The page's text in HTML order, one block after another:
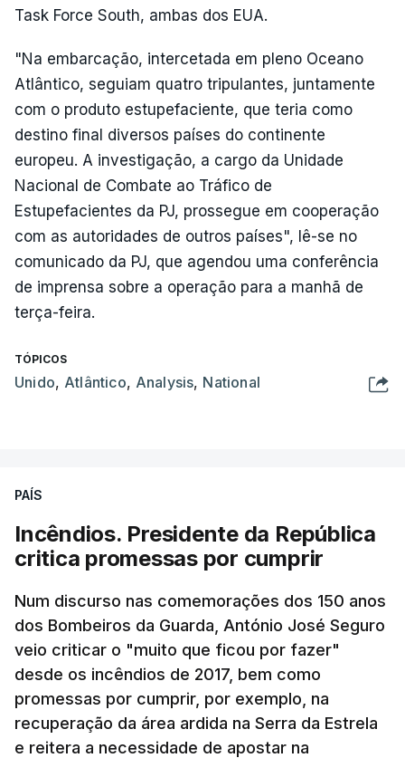
Task Force South, ambas dos EUA.
"Na embarcação, intercetada em pleno Oceano
Atlântico, seguiam quatro tripulantes, juntamente
com o produto estupefaciente, que teria como
destino final diversos países do continente
europeu. A investigação, a cargo da Unidade
Nacional de Combate ao Tráfico de
Estupefacientes da PJ, prossegue em cooperação
com as autoridades de outros países", lê-se no
comunicado da PJ, que agendou uma conferência
de imprensa sobre a operação para a manhã de
terça-feira.
TÓPICOS
Unido, Atlântico, Analysis, National
PAÍS
Incêndios. Presidente da República
critica promessas por cumprir
Num discurso nas comemorações dos 150 anos
dos Bombeiros da Guarda, António José Seguro
veio criticar o "muito que ficou por fazer"
desde os incêndios de 2017, bem como
promessas por cumprir, por exemplo, na
recuperação da área ardida na Serra da Estrela
e reitera a necessidade de apostar na